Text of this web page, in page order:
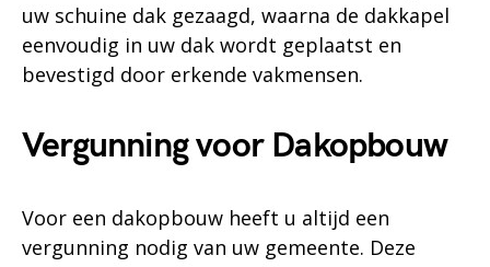
uw schuine dak gezaagd, waarna de dakkapel
eenvoudig in uw dak wordt geplaatst en
bevestigd door erkende vakmensen.
Vergunning voor Dakopbouw
Voor een dakopbouw heeft u altijd een
vergunning nodig van uw gemeente. Deze